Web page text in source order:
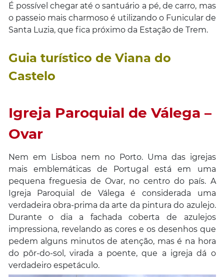
É possível chegar até o santuário a pé, de carro, mas
o passeio mais charmoso é utilizando o Funicular de
Santa Luzia, que fica próximo da Estação de Trem.
Guia turístico de Viana do
Castelo
Igreja Paroquial de Válega –
Ovar
Nem em Lisboa nem no Porto. Uma das igrejas
mais emblemáticas de Portugal está em uma
pequena freguesia de Ovar, no centro do país. A
Igreja Paroquial de Válega é considerada uma
verdadeira obra-prima da arte da pintura do azulejo.
Durante o dia a fachada coberta de azulejos
impressiona, revelando as cores e os desenhos que
pedem alguns minutos de atenção, mas é na hora
do pôr-do-sol, virada a poente, que a igreja dá o
verdadeiro espetáculo.